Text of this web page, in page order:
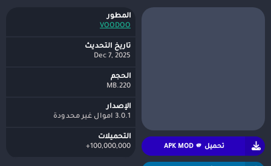
تحميل APK MOD 🫵
المطور
VOODOO‏
تاريخ التحديث
Dec 7, 2025
الحجم
220.MB
الإصدار
3.0.1 اموال غير محدودة
التحميلات
100,000,000+